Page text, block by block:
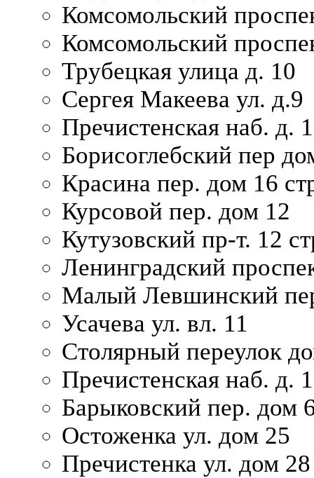
Комсомольский
Комсомольский
Трубецкая улица д. 10
Сергея Макеева ул. д.9
Пречистенская наб. д.
Борисоглебский пер
Красина пер. дом 16
Курсовой пер. дом 12
Кутузовский пр-т. 12
Ленинградский
Малый Левшинский
Усачева ул. вл. 11
Столярный переулок
Пречистенская наб. д.
Барыковский пер. дом
Остоженка ул. дом 25
Пречистенка ул. дом 28